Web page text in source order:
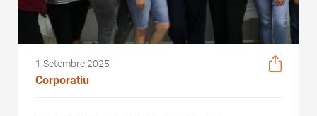
1 Setembre 2025
Corporatiu